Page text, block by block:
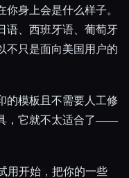
身上会是什么样子。
语、西班牙语、葡萄牙
不只是面向美国用户的
的模板且不需要人工修
，它就不太适合了——
用开始，把你的一些